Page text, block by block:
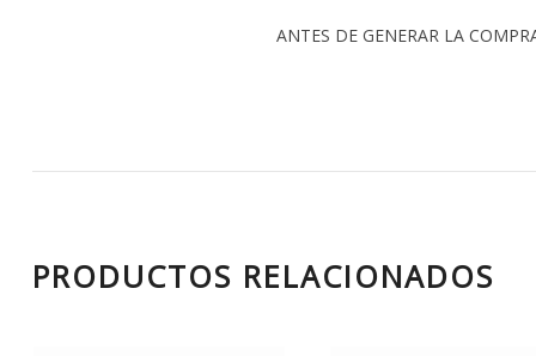
ANTES DE GENERAR LA
PRODUCTOS RELACIONADOS